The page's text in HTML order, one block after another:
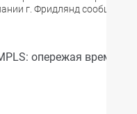
г. Фридлянд сообщил
опережая время